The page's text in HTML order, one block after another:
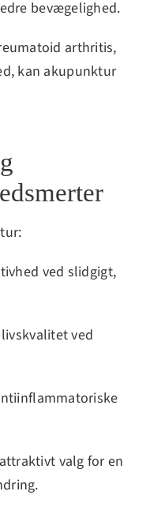
bevægelighed.
arthritis,
kan akupunktur
ved slidgigt,
ved
valg for en